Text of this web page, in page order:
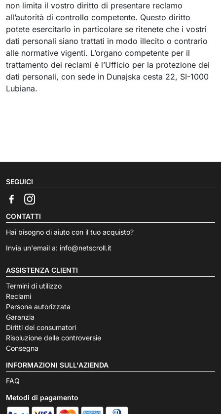
non limita il vostro diritto di presentare reclamo
all’autorità di controllo competente. Questo diritto
potete esercitarlo in particolare se ritenete che i vostri
dati personali siano trattati in modo illecito o contrario
alle normative vigenti. L’organo competente per il
trattamento dei reclami è l’Ufficio per la protezione dei
dati personali, con sede in Dunajska cesta 22, SI-1000
Lubiana.
SEGUICI
CONTATTI
Hai bisogno di aiuto con il tuo acquisto?
Invia un'email a: info@netscroll.it
ASSISTENZA CLIENTI
Termini di utilizzo
Reclami
Persona autorizzata
Garanzia
Diritti dei consumatori
Risoluzione delle controversie
Consegna
INFORMAZIONI SULL'AZIENDA
FAQ
Metodi di pagamento